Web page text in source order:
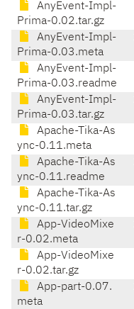
AnyEvent-Impl-
Prima-0.02.tar.gz
AnyEvent-Impl-
Prima-0.03.meta
AnyEvent-Impl-
Prima-0.03.readme
AnyEvent-Impl-
Prima-0.03.tar.gz
Apache-Tika-As
ync-0.11.meta
Apache-Tika-As
ync-0.11.readme
Apache-Tika-As
ync-0.11.tar.gz
App-VideoMixe
r-0.02.meta
App-VideoMixe
r-0.02.tar.gz
App-part-0.07.
meta